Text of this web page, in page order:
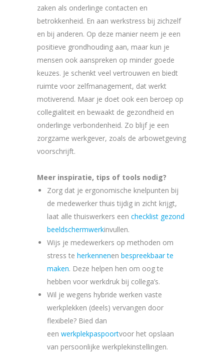
zaken als onderlinge contacten en
betrokkenheid. En aan werkstress bij zichzelf
en bij anderen. Op deze manier neem je een
positieve grondhouding aan, maar kun je
mensen ook aanspreken op minder goede
keuzes. Je schenkt veel vertrouwen en biedt
ruimte voor zelfmanagement, dat werkt
motiverend. Maar je doet ook een beroep op
collegialiteit en bewaakt de gezondheid en
onderlinge verbondenheid. Zo blijf je een
zorgzame werkgever, zoals de arbowetgeving
voorschrijft.
Meer inspiratie, tips of tools nodig?
Zorg dat je ergonomische knelpunten bij
de medewerker thuis tijdig in zicht krijgt,
laat alle thuiswerkers een checklist gezond
beeldschermwerkinvullen.
Wijs je medewerkers op methoden om
stress te herkennenen bespreekbaar te
maken. Deze helpen hen om oog te
hebben voor werkdruk bij collega’s.
Wil je wegens hybride werken vaste
werkplekken (deels) vervangen door
flexibele? Bied dan
een werkplekpaspoortvoor het opslaan
van persoonlijke werkplekinstellingen.